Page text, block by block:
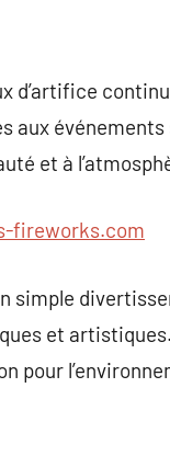
aux
et à
fireworks.com
simple
et
pour